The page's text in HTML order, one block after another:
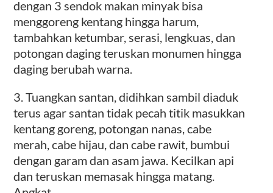
dengan 3 sendok makan minyak bisa
menggoreng kentang hingga harum,
tambahkan ketumbar, serasi, lengkuas, dan
potongan daging teruskan monumen hingga
daging berubah warna.
3. Tuangkan santan, didihkan sambil diaduk
terus agar santan tidak pecah titik masukkan
kentang goreng, potongan nanas, cabe
merah, cabe hijau, dan cabe rawit, bumbui
dengan garam dan asam jawa. Kecilkan api
dan teruskan memasak hingga matang.